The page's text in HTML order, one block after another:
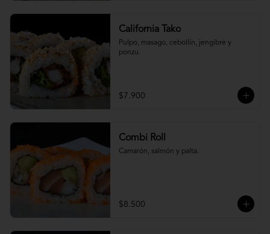
California Tako
Pulpo, masago, cebollín, jengibre y
ponzu.
$7.900
Combi Roll
Camarón, salmón y palta.
$8.500